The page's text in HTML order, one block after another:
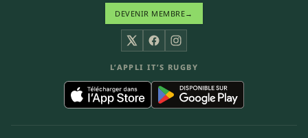
DEVENIR MEMBRE→
X FacebookInstagram
L’APPLI IT’S RUGBY